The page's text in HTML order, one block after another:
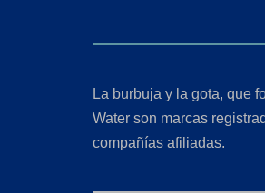
La burbuja y la gota, que
Water son marcas
compañías afiliadas.